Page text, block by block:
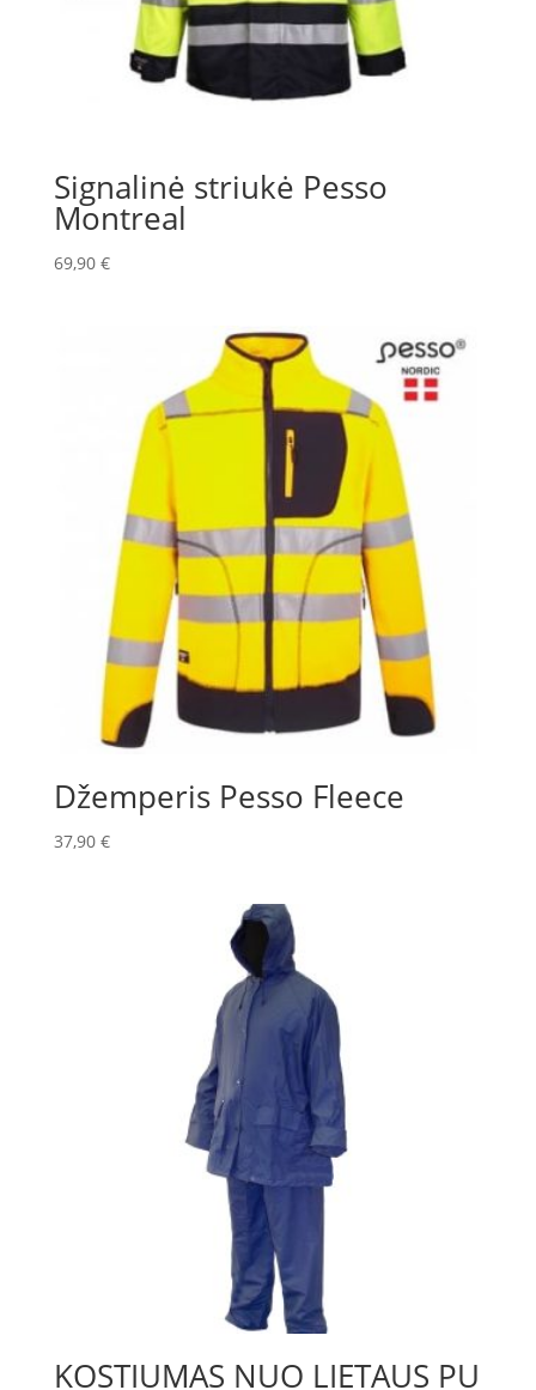
Signalinė striukė Pesso
Montreal
69,90 €
Džemperis Pesso Fleece
37,90 €
KOSTIUMAS NUO LIETAUS PU